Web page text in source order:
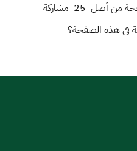
من أصل 25 مشاركة
في هذه الصفحة؟